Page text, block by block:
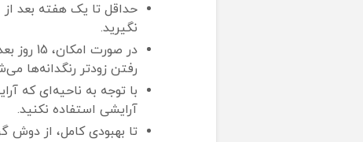
حداقل تا یک هفته بعد
نگیرید.
در
رفتن زودتر رنگدانه‌ها
با توجه به ناحیه‌ای که
آرایشی استفاده نکنید.
تا بهبودی کامل، از دوش